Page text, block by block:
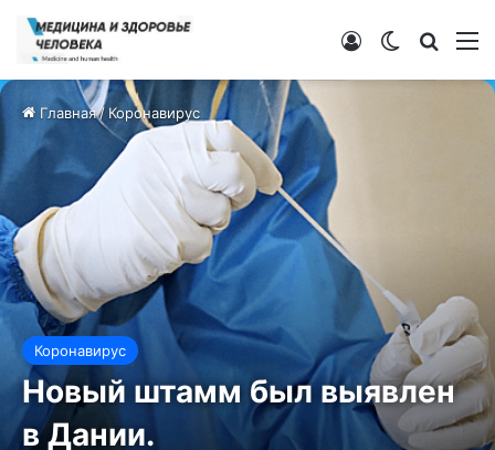
Switch skin
Войти
Главная/Коронавирус
Коронавирус
Новый штамм был выявлен
в Дании.